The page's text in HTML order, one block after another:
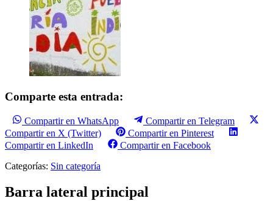
Comparte esta entrada:
Compartir en WhatsApp
Compartir en Telegram
Compartir en X (Twitter)
Compartir en Pinterest
Compartir en LinkedIn
Compartir en Facebook
Categorías: Sin categoría
Barra lateral principal